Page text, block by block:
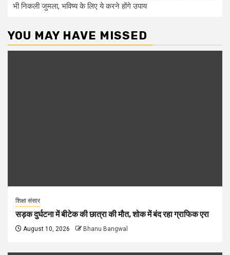
भी निकली जुमला, भविष्य के लिए ये करने होंगे उपाय
YOU MAY HAVE MISSED
शिक्षा संसार
सड़क दुर्घटना में बीटेक की छात्रा की मौत, शोक में बंद रहा ग्राफिक एरा
August 10, 2026 Bhanu Bangwal